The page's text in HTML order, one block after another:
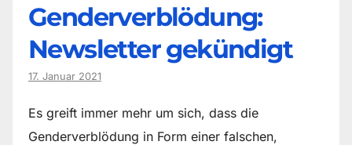
Genderverblödung:
Newsletter gekündigt
17. Januar 2021
Es greift immer mehr um sich, dass die
Genderverblödung in Form einer falschen,